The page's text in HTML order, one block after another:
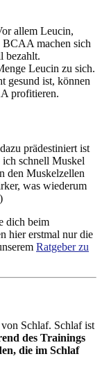
allem Leucin,
BCAA machen sich
bezahlt.
Leucin zu sich.
gesund ist, können
profitieren.
prädestiniert ist
ich schnell Muskel
den Muskelzellen
was wiederum
dich beim
hier erstmal nur die
Ratgeber zu
Schlaf. Schlaf ist
des Trainings
die im Schlaf